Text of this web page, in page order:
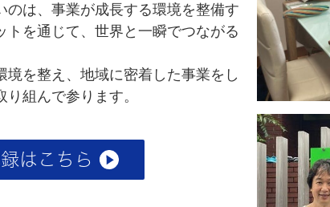
のは、事業が成長する環境を整備す
トを通じて、世界と一瞬でつながる
を整え、地域に密着した事業をし
組んで参ります。
はこちら